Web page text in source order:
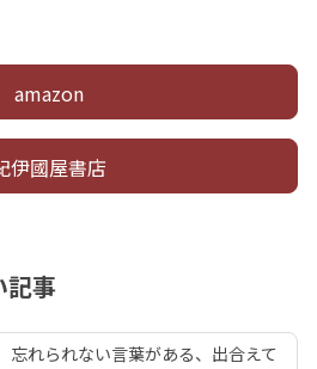
amazon
伊國屋書店
記事
忘れられない言葉がある、出合えて